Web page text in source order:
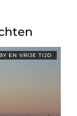
EN VRIJE TIJD